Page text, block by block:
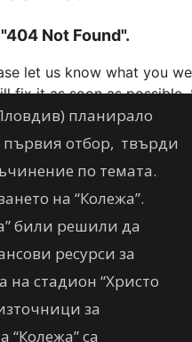
планирало
отбор, твърди
по темата.
на “Колежа”.
били решили да
ресурси за
на стадион “Христо
за
“Колежа” са